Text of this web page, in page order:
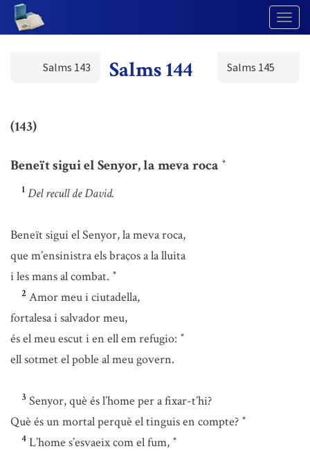
Salms 143 Salms 144 Salms 145
(143)
Beneït sigui el Senyor, la meva roca *
1 Del recull de David.
Beneït sigui el Senyor, la meva roca,
que m’ensinistra els braços a la lluita
i les mans al combat. *
2 Amor meu i ciutadella,
fortalesa i salvador meu,
és el meu escut i en ell em refugio: *
ell sotmet el poble al meu govern.
3 Senyor, què és l’home per a fixar-t’hi?
Què és un mortal perquè el tinguis en compte? *
4 L’home s’esvaeix com el fum, *